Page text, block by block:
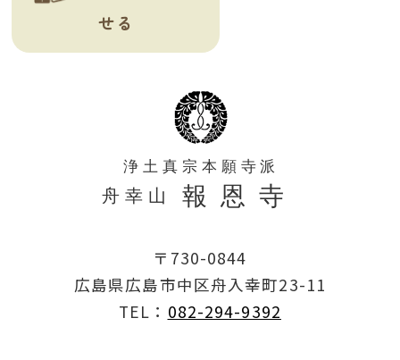
せる
〒730-0844
広島県広島市中区舟入幸町23-11
TEL： 082-294-9392